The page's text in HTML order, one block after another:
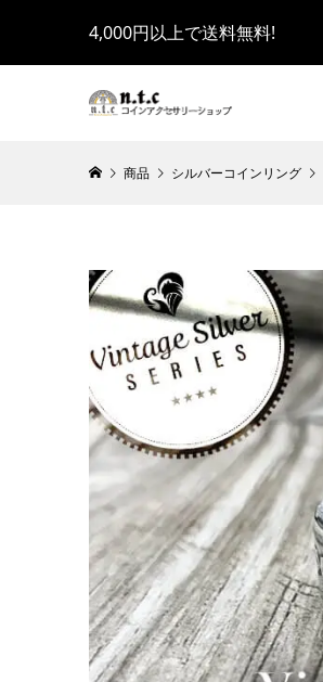
4,000円以上で送料無料!
商品 シルバーコインリング